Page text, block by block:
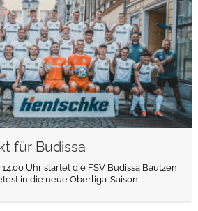
für Budissa
Uhr startet die FSV Budissa Bautzen
in die neue Oberliga-Saison.